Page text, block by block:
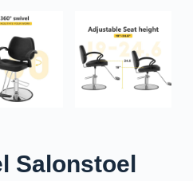
Salonstoel